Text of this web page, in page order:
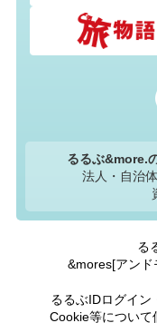
るるぶ&more.
法人・自治
る
&mores[アン
るるぶIDログイン
Cookie等について